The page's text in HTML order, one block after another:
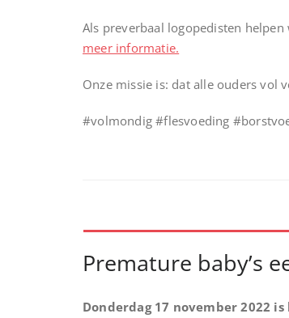
Als preverbaal logopedisten
meer informatie.
Onze missie is: dat alle ouders vol
#volmondig #flesvoeding
Premature baby’s
Donderdag 17 november 2022